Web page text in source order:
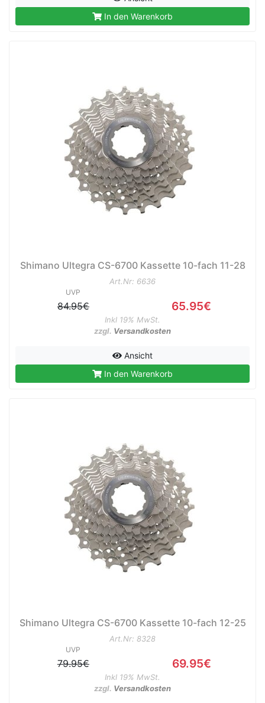
In den Warenkorb
Shimano Ultegra CS-6700 Kassette 10-fach 11-28
Art.Nr: 6636
UVP
84.95€ 65.95€
Inkl 19% MwSt.
zzgl. Versandkosten
Ansicht
In den Warenkorb
Shimano Ultegra CS-6700 Kassette 10-fach 12-25
Art.Nr: 8328
UVP
79.95€ 69.95€
Inkl 19% MwSt.
zzgl. Versandkosten